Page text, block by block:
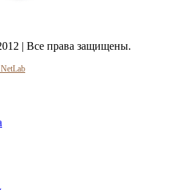
| Все права защищены.